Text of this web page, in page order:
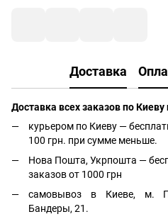
Доставка
Доставка всех заказов по Киеву
курьером по Киеву —
100 грн. при сумме меньше.
Нова Пошта, Укрпошта —
заказов от 1000 грн
самовывоз в Киеве, м.
Бандеры, 21.